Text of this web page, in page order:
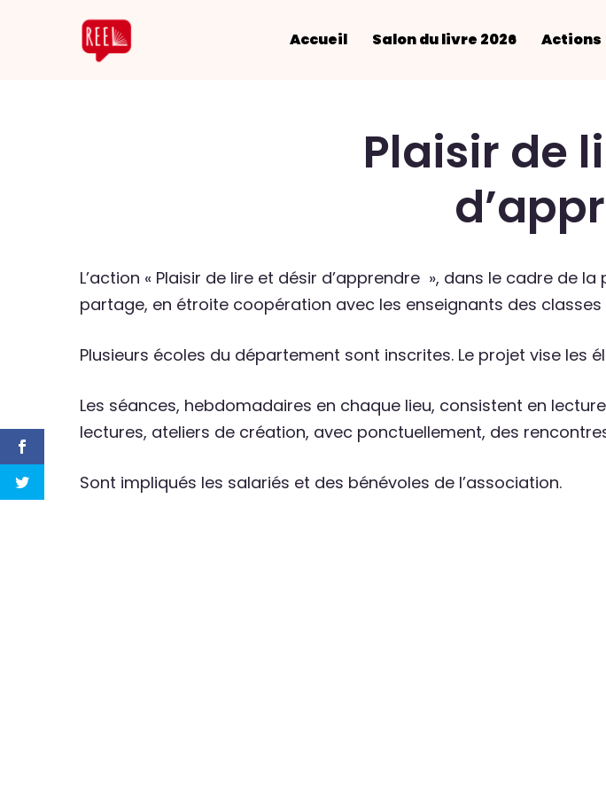
Accueil Salon du livre 2026 Actions
Plaisir de
L’action « Plaisir de lire et désir d’apprendre », dans le cadre de
partage, en étroite coopération avec les enseignants des classes
Plusieurs écoles du département sont inscrites. Le projet vise les
Les séances, hebdomadaires en chaque lieu, consistent en
lectures, ateliers de création, avec ponctuellement, des
Sont impliqués les salariés et des bénévoles de l’association.